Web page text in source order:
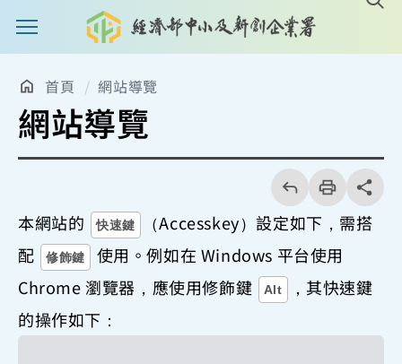
主選單案扭
首頁 網站導覽
網站導覽
回
上
一
頁
列
印
share分享
本網站的
快速鍵
（Accesskey）設定如下，需搭
配
修飾鍵
使用。例如在 Windows 平台使用
Chrome 瀏覽器，應使用修飾鍵
Alt
，其快速鍵
的操作如下：